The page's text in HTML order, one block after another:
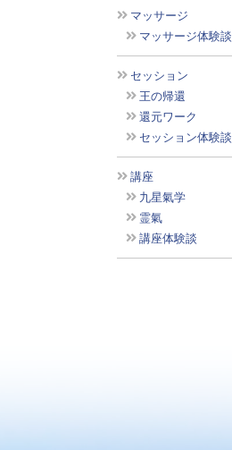
マッサージ
マッサージ体験談
セッション
王の帰還
還元ワーク
セッション体験談
講座
九星氣学
霊氣
講座体験談